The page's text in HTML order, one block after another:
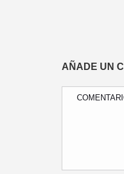
AÑADE UN